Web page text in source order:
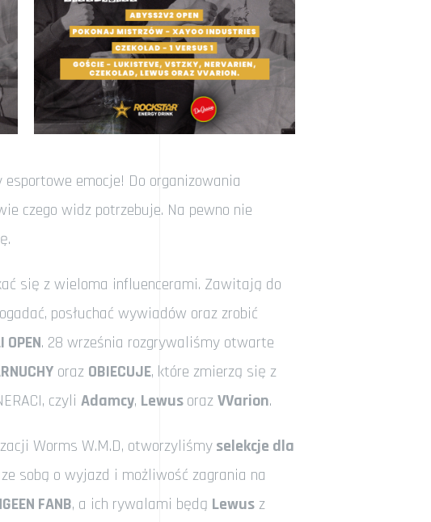
emocje! Do organizowania
czego widz potrzebuje. Na pewno nie
się z wieloma influencerami. Zawitają do
posłuchać wywiadów oraz zrobić
OPEN. 28 września rozgrywaliśmy otwarte
oraz OBIECUJE, które zmierzą się z
czyli Adamcy, LewusorazVVarion.
Worms W.M.D, otworzyliśmyselekcje dla
sobą o wyjazd i możliwość zagrania na
FANB, a ich rywalami będą Lewusz